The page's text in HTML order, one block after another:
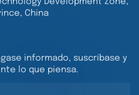
China
informado, suscríbase y
lo que piensa.